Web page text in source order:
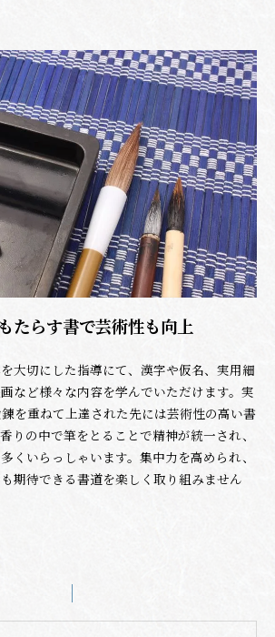
たらす書で芸術性も向上
大切にした指導にて、漢字や仮名、実用細
など様々な内容を学んでいただけます。実
を重ねて上達された先には芸術性の高い書
りの中で筆をとることで精神が統一され、
くいらっしゃいます。集中力を高められ、
期待できる書道を楽しく取り組みません